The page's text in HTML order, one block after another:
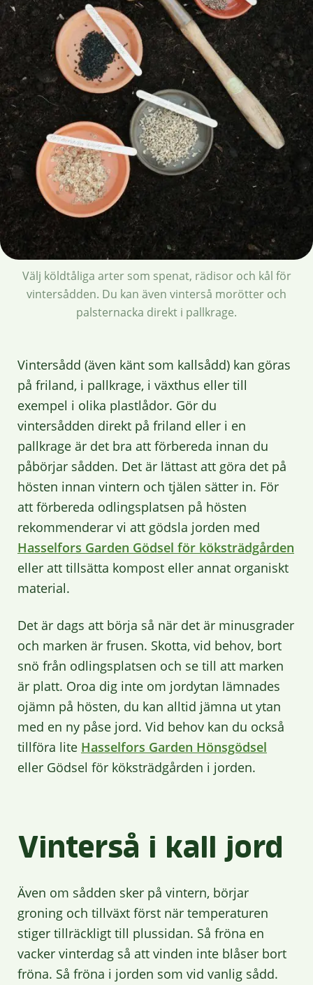
Välj köldtåliga arter som spenat, rädisor och kål för
vintersådden. Du kan även vinterså morötter och
palsternacka direkt i pallkrage.
Vintersådd (även känt som kallsådd) kan göras
på friland, i pallkrage, i växthus eller till
exempel i olika plastlådor. Gör du
vintersådden direkt på friland eller i en
pallkrage är det bra att förbereda innan du
påbörjar sådden. Det är lättast att göra det på
hösten innan vintern och tjälen sätter in. För
att förbereda odlingsplatsen på hösten
rekommenderar vi att gödsla jorden med
Hasselfors Garden Gödsel för köksträdgården
eller att tillsätta kompost eller annat organiskt
material.
Det är dags att börja så när det är minusgrader
och marken är frusen. Skotta, vid behov, bort
snö från odlingsplatsen och se till att marken
är platt. Oroa dig inte om jordytan lämnades
ojämn på hösten, du kan alltid jämna ut ytan
med en ny påse jord. Vid behov kan du också
tillföra lite Hasselfors Garden Hönsgödsel
eller Gödsel för köksträdgården i jorden.
Vinterså i kall jord
Även om sådden sker på vintern, börjar
groning och tillväxt först när temperaturen
stiger tillräckligt till plussidan. Så fröna en
vacker vinterdag så att vinden inte blåser bort
fröna. Så fröna i jorden som vid vanlig sådd.